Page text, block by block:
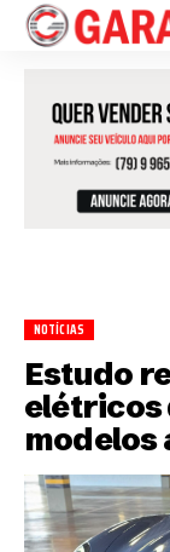
NOTÍCIAS
Estudo
elétricos
modelos